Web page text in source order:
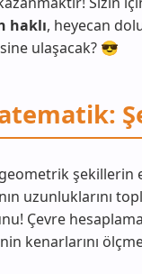
haklı, heyecan
ulaşacak? 😎
şekillerin
uzunluklarını
Çevre
kenarlarını